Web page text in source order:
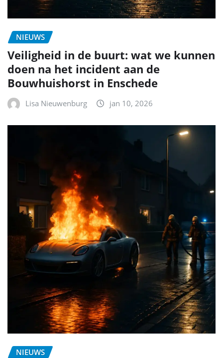
NIEUWS
Veiligheid in de buurt: wat we kunnen
doen na het incident aan de
Bouwhuishorst in Enschede
Lisa Nieuwenburg jan 10, 2026
NIEUWS